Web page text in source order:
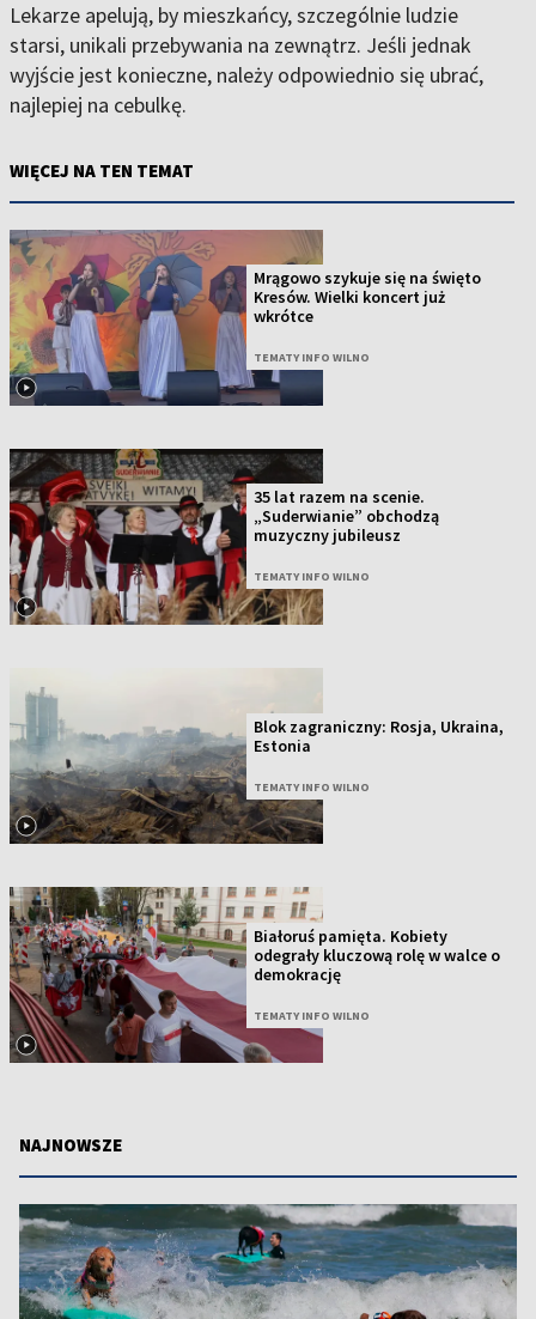
Lekarze apelują, by mieszkańcy, szczególnie ludzie
starsi, unikali przebywania na zewnątrz. Jeśli jednak
wyjście jest konieczne, należy odpowiednio się ubrać,
najlepiej na cebulkę.
WIĘCEJ NA TEN TEMAT
Mrągowo szykuje się na święto
Kresów. Wielki koncert już
wkrótce
TEMATY INFO WILNO
35 lat razem na scenie.
„Suderwianie” obchodzą
muzyczny jubileusz
TEMATY INFO WILNO
Blok zagraniczny: Rosja, Ukraina,
Estonia
TEMATY INFO WILNO
Białoruś pamięta. Kobiety
odegrały kluczową rolę w walce o
demokrację
TEMATY INFO WILNO
NAJNOWSZE